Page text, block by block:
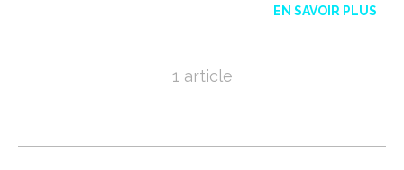
EN SAVOIR PLUS
1 article